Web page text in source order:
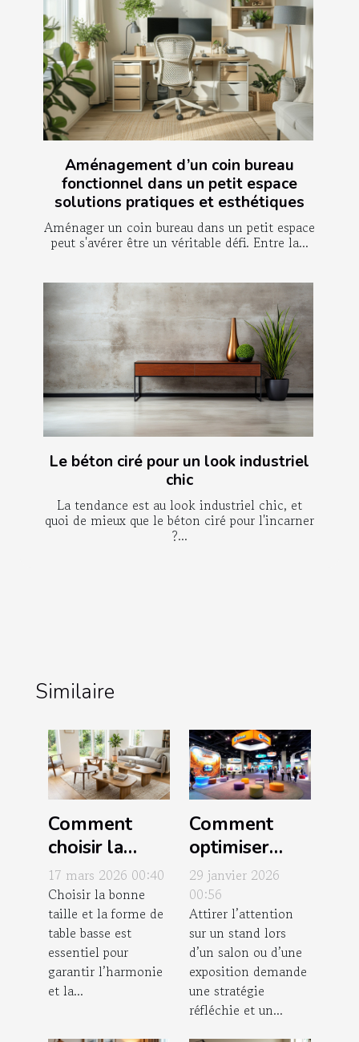
Aménagement d’un coin bureau
fonctionnel dans un petit espace
solutions pratiques et esthétiques
Aménager un coin bureau dans un petit espace
peut s'avérer être un véritable défi. Entre la...
Le béton ciré pour un look industriel
chic
La tendance est au look industriel chic, et
quoi de mieux que le béton ciré pour l'incarner
?...
Similaire
Comment
choisir la
taille et la
forme idéale
de votre table
basse ?
17 mars 2026 00:40
Choisir la bonne
taille et la forme de
table basse est
essentiel pour
garantir l’harmonie
et la...
Comment
optimiser
l'agencement
de votre
stand pour
maximiser
l'attraction ?
29 janvier 2026
00:56
Attirer l’attention
sur un stand lors
d’un salon ou d’une
exposition demande
une stratégie
réfléchie et un...